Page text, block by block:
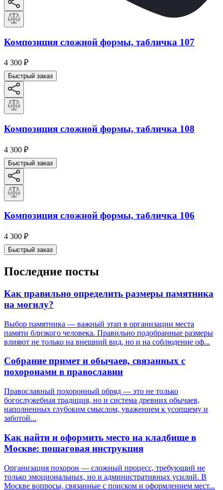
Композиция сложной формы, табличка 107
4 300 ₽
Быстрый заказ
Композиция сложной формы, табличка 108
4 300 ₽
Быстрый заказ
Композиция сложной формы, табличка 106
4 300 ₽
Быстрый заказ
Последние посты
Как правильно определить размеры памятника
на могилу?
Выбор памятника — важный этап в организации места
памяти близкого человека. Правильно подобранные размеры
влияют не только на внешний вид, но и на соблюдение оф...
Собрание примет и обычаев, связанных с
похоронами в православии
Православный похоронный обряд — это не только
богослужебная традиция, но и система древних обычаев,
наполненных глубоким смыслом, уважением к усопшему и
заботой...
Как найти и оформить место на кладбище в
Москве: пошаговая инструкция
Организация похорон — сложный процесс, требующий не
только эмоциональных, но и административных усилий. В
Москве вопросы, связанные с поиском и оформлением мест...